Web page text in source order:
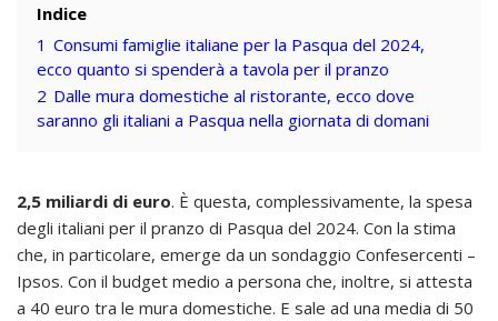
Indice
1 Consumi famiglie italiane per la Pasqua del 2024,
ecco quanto si spenderà a tavola per il pranzo
2 Dalle mura domestiche al ristorante, ecco dove
saranno gli italiani a Pasqua nella giornata di domani
2,5 miliardi di euro. È questa, complessivamente, la spesa
degli italiani per il pranzo di Pasqua del 2024. Con la stima
che, in particolare, emerge da un sondaggio Confesercenti –
Ipsos. Con il budget medio a persona che, inoltre, si attesta
a 40 euro tra le mura domestiche. E sale ad una media di 50